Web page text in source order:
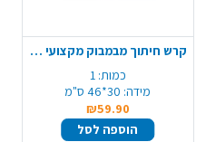
קרש חיתוך מבמבוק מקצועי - גדול
כמות: 1
מידה: 30*46 ס"מ
₪59.90
הוספה לסל